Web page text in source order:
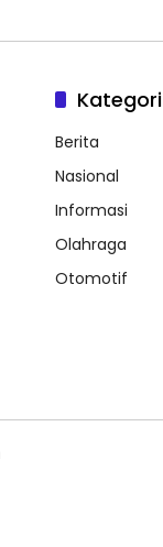
Kategori
Berita
Nasional
Informasi
Olahraga
Otomotif